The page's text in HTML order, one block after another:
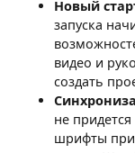
Новый
запуска
видео и
создать
не
шрифты при